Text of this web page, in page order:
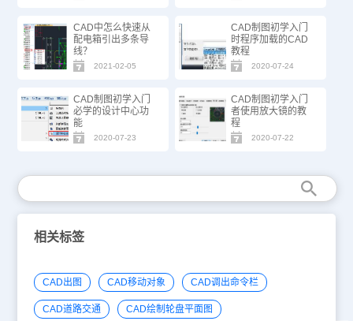
CAD中怎么快速从
配电箱引出多条导
线？
2021-02-05
CAD制图初学入门
时程序加载的CAD
教程
2020-07-24
CAD制图初学入门
必学的设计中心功
能
2020-07-23
CAD制图初学入门
者使用放大镜的教
程
2020-07-22
相关标签
CAD出图 CAD移动对象 CAD调出命令栏
CAD道路交通 CAD绘制轮盘平面图